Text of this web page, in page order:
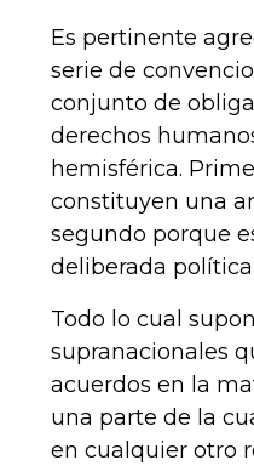
Es pertinente
serie de
conjunto de
derechos
hemisférica.
constituyen una
segundo porque
deliberada
Todo lo cual
supranacionales
acuerdos en la
una parte de la
en cualquier otro